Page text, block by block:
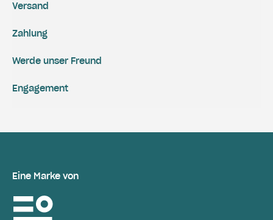
Versand
Zahlung
Engagement
Werde unser Freund
Eine Marke von